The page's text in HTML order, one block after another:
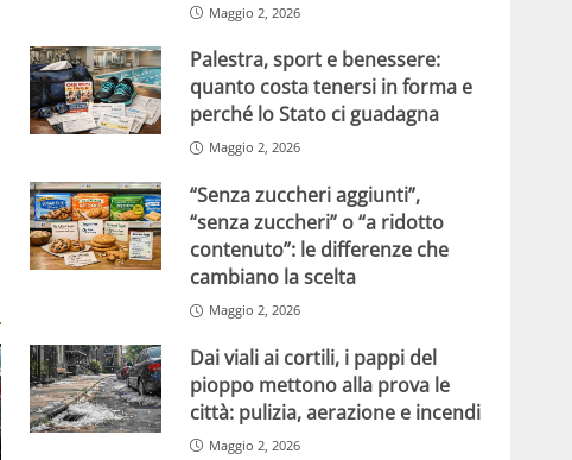
Maggio 2, 2026
Palestra, sport e benessere:
quanto costa tenersi in forma e
perché lo Stato ci guadagna
Maggio 2, 2026
“Senza zuccheri aggiunti”,
“senza zuccheri” o “a ridotto
contenuto”: le differenze che
cambiano la scelta
Maggio 2, 2026
Dai viali ai cortili, i pappi del
pioppo mettono alla prova le
città: pulizia, aerazione e incendi
Maggio 2, 2026